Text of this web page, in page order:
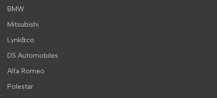
BMW
Mitsubishi
Lynk&co
DS Automobiles
Alfa Romeo
Polestar